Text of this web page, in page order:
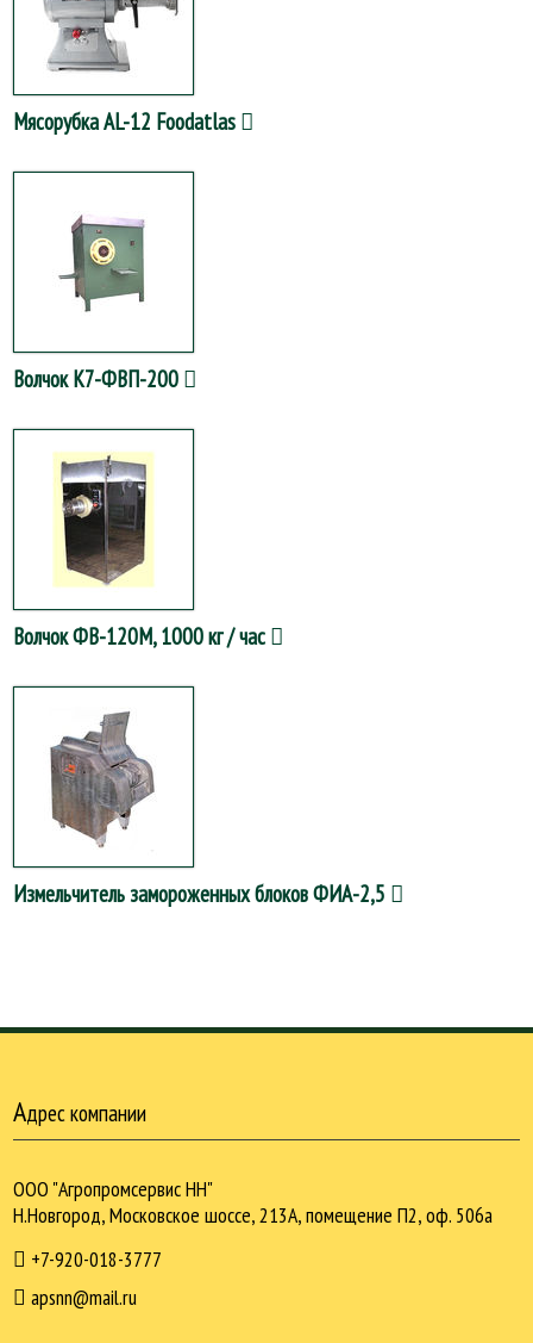
Мясорубка AL-12 Foodatlas
Волчок К7-ФВП-200
Волчок ФВ-120М, 1000 кг / час
Измельчитель замороженных блоков ФИА-2,5
Адрес компании
ООО "Агропромсервис НН"
Н.Новгород, Московское шоссе, 213А, помещение П2, оф. 506а
+7-920-018-3777
apsnn@mail.ru